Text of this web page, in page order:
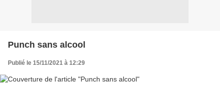
Punch sans alcool
Publié le 15/11/2021 à 12:29